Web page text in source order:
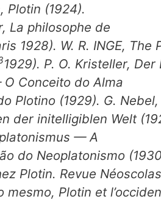
Plotin (1924).
La philosophe de
1928). W. R. INGE, The
1929). P. O. Kristeller, Der
Conceito do Alma
Plotino (1929). G. Nebel,
der initelligiblen Welt
— A
do Neoplatonismo
Plotin. Revue
mesmo, Plotin et